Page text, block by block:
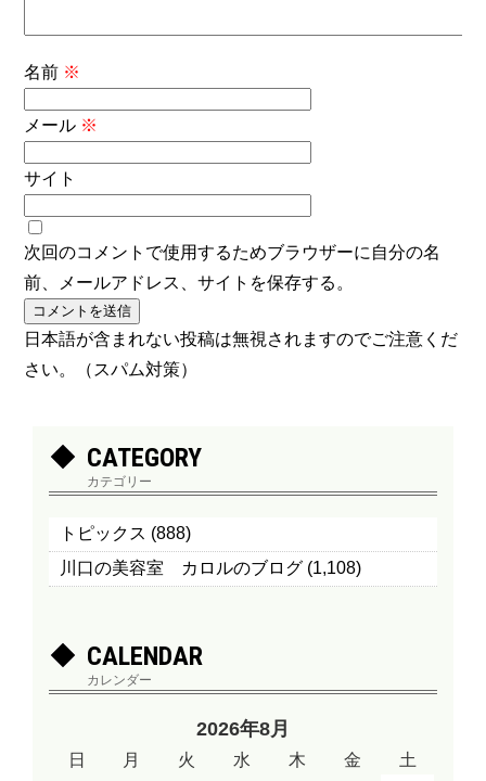
名前 ※
メール ※
サイト
次回のコメントで使用するためブラウザーに自分の名
前、メールアドレス、サイトを保存する。
日本語が含まれない投稿は無視されますのでご注意くだ
さい。（スパム対策）
CATEGORY
カテゴリー
トピックス (888)
川口の美容室 カロルのブログ (1,108)
CALENDAR
カレンダー
2026年8月
日 月 火 水 木 金
土